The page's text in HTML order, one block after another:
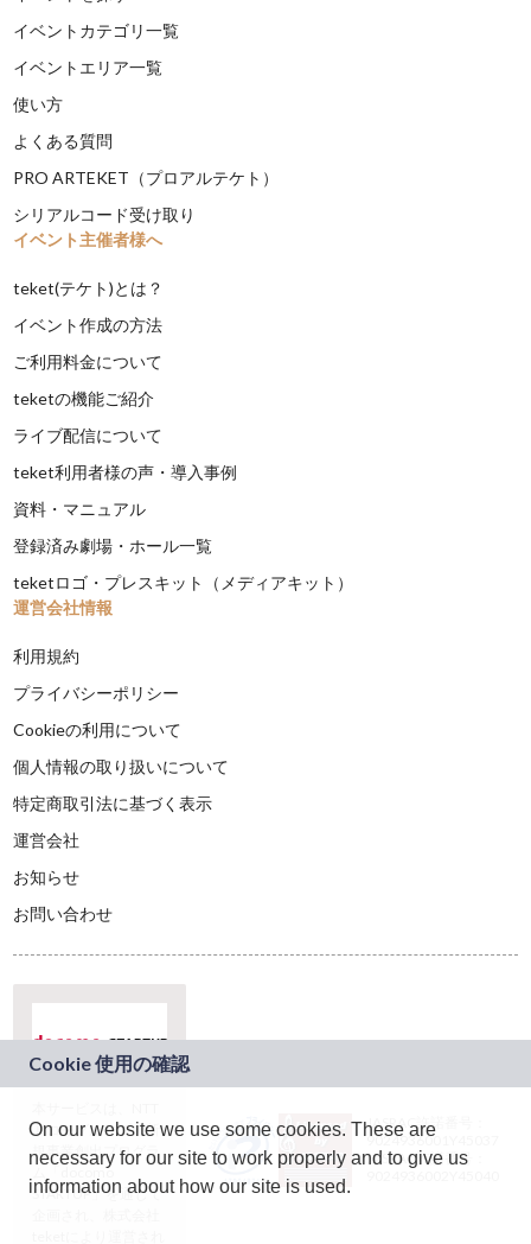
イベントカテゴリ一覧
イベントエリア一覧
使い方
よくある質問
PRO ARTEKET（プロアルテケト）
シリアルコード受け取り
イベント主催者様へ
teket(テケト)とは？
イベント作成の方法
ご利用料金について
teketの機能ご紹介
ライブ配信について
teket利用者様の声・導入事例
資料・マニュアル
登録済み劇場・ホール一覧
teketロゴ・プレスキット（メディアキット）
運営会社情報
利用規約
プライバシーポリシー
Cookieの利用について
個人情報の取り扱いについて
特定商取引法に基づく表示
運営会社
お知らせ
お問い合わせ
ドコモグループの新
規事業創出プログラ
ム「docomo
STARTUP」を通じて
JASRAC許諾番号：
9024936001Y45037
JASRAC許諾番号：
On our website we use some cookies. These are
necessary for our site to work properly and to give us
information about how our site is used.